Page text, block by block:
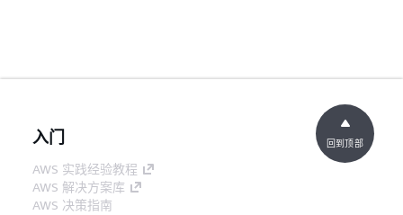
入门
AWS 实践经验教程
AWS 解决方案库
AWS 决策指南
回到顶部